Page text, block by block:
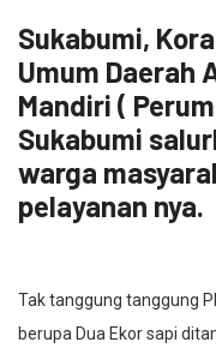
Sukabumi,
Umum Daerah
Mandiri (
Sukabumi
warga
pelayanan nya.
Tak tanggung tanggung
berupa Dua Ekor sapi